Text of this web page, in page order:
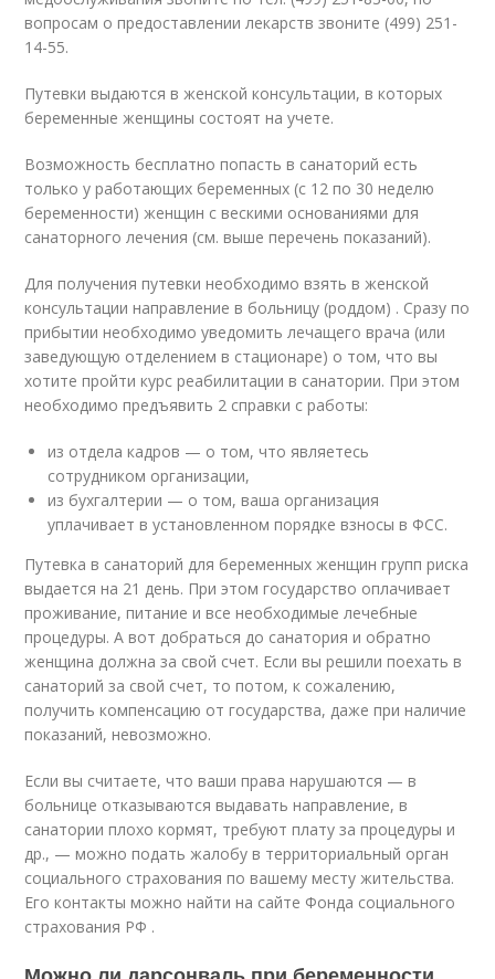
вопросам о предоставлении лекарств звоните (499) 251-
14-55.
Путевки выдаются в женской консультации, в которых
беременные женщины состоят на учете.
Возможность бесплатно попасть в санаторий есть
только у работающих беременных (с 12 по 30 неделю
беременности) женщин с вескими основаниями для
санаторного лечения (см. выше перечень показаний).
Для получения путевки необходимо взять в женской
консультации направление в больницу (роддом) . Сразу по
прибытии необходимо уведомить лечащего врача (или
заведующую отделением в стационаре) о том, что вы
хотите пройти курс реабилитации в санатории. При этом
необходимо предъявить 2 справки с работы:
из отдела кадров — о том, что являетесь
сотрудником организации,
из бухгалтерии — о том, ваша организация
уплачивает в установленном порядке взносы в ФСС.
Путевка в санаторий для беременных женщин групп риска
выдается на 21 день. При этом государство оплачивает
проживание, питание и все необходимые лечебные
процедуры. А вот добраться до санатория и обратно
женщина должна за свой счет. Если вы решили поехать в
санаторий за свой счет, то потом, к сожалению,
получить компенсацию от государства, даже при наличие
показаний, невозможно.
Если вы считаете, что ваши права нарушаются — в
больнице отказываются выдавать направление, в
санатории плохо кормят, требуют плату за процедуры и
др., — можно подать жалобу в территориальный орган
социального страхования по вашему месту жительства.
Его контакты можно найти на сайте Фонда социального
страхования РФ .